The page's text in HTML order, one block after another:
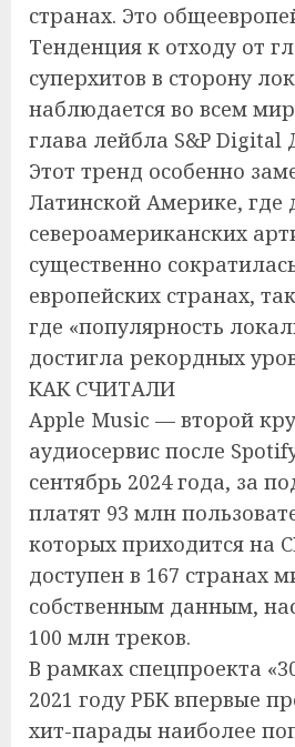
странах. Это
Тенденция к отходу от
суперхитов в сторону
наблюдается во всем
глава лейбла S&P Digital
Этот тренд особенно
Латинской Америке, где
североамериканских
существенно
европейских странах,
где «популярность
достигла рекордных
КАК СЧИТАЛИ
Apple Music — второй
аудиосервис после
сентябрь 2024 года, за
платят 93 млн
которых приходится на
доступен в 167 странах
собственным данным,
100 млн треков.
В рамках спецпроекта
2021 году РБК впервые
хит-парады наиболее